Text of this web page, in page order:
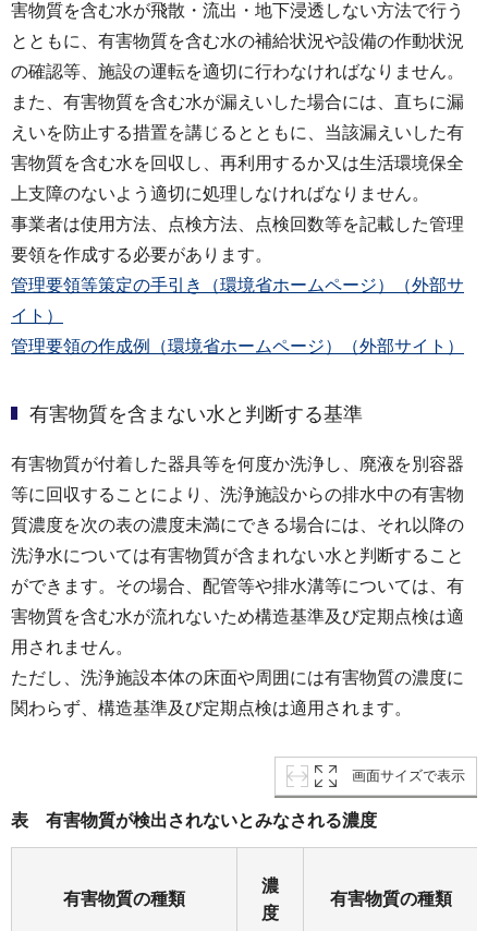
害物質を含む水が飛散・流出・地下浸透しない方法で行う
とともに、有害物質を含む水の補給状況や設備の作動状況
の確認等、施設の運転を適切に行わなければなりません。
また、有害物質を含む水が漏えいした場合には、直ちに漏
えいを防止する措置を講じるとともに、当該漏えいした有
害物質を含む水を回収し、再利用するか又は生活環境保全
上支障のないよう適切に処理しなければなりません。
事業者は使用方法、点検方法、点検回数等を記載した管理
要領を作成する必要があります。
管理要領等策定の手引き（環境省ホームページ）（外部サ
イト）
管理要領の作成例（環境省ホームページ）（外部サイト）
有害物質を含まない水と判断する基準
有害物質が付着した器具等を何度か洗浄し、廃液を別容器
等に回収することにより、洗浄施設からの排水中の有害物
質濃度を次の表の濃度未満にできる場合には、それ以降の
洗浄水については有害物質が含まれない水と判断すること
ができます。その場合、配管等や排水溝等については、有
害物質を含む水が流れないため構造基準及び定期点検は適
用されません。
ただし、洗浄施設本体の床面や周囲には有害物質の濃度に
関わらず、構造基準及び定期点検は適用されます。
画面サイズで表示
表 有害物質が検出されないとみなされる濃度
有害物質の種類
濃
度
有害物質の種類